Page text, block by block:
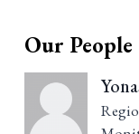
Our People